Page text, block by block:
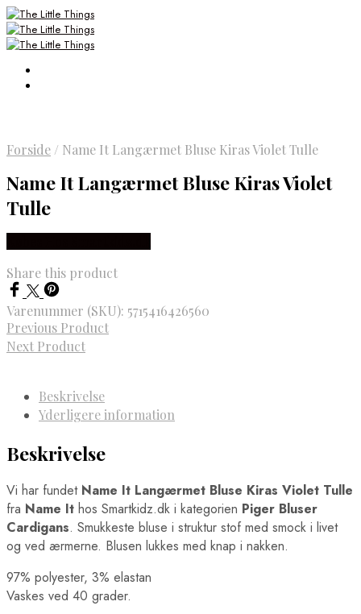
Forside / Name It Langærmet Bluse Kiras Violet Tulle
Name It Langærmet Bluse Kiras Violet
Tulle
Share this product
Varenummer (SKU): 5715416426560
Previous Product
Next Product
Beskrivelse
Yderligere information
Beskrivelse
Vi har fundet Name It Langærmet Bluse Kiras Violet Tulle
fra Name It hos Smartkidz.dk i kategorien Piger Bluser
Cardigans. Smukkeste bluse i struktur stof med smock i livet
og ved ærmerne. Blusen lukkes med knap i nakken.
97% polyester, 3% elastan
Vaskes ved 40 grader.